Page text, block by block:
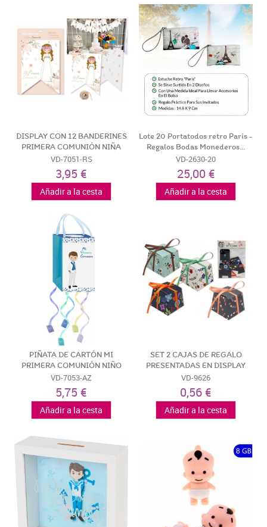
DISPLAY CON 12 BANDERINES
PRIMERA COMUNIÓN NIÑA
VD-7051-RS
3,95 €
Añadir a la cesta
Lote 20 Portatodos retro París -
Regalos Bodas Monederos...
VD-2630-20
25,00 €
Añadir a la cesta
PIÑATA DE CARTÓN MI
PRIMERA COMUNIÓN NIÑO
VD-7053-AZ
5,75 €
Añadir a la cesta
SET 2 CAJAS DE REGALO
PRESENTADAS EN DISPLAY
VD-9626
0,56 €
Añadir a la cesta